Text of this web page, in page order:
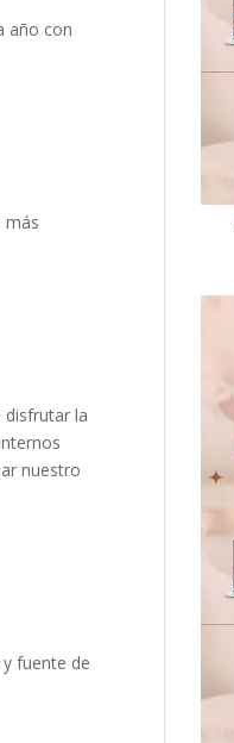
año con
más
disfrutar la
nuestro
fuente de